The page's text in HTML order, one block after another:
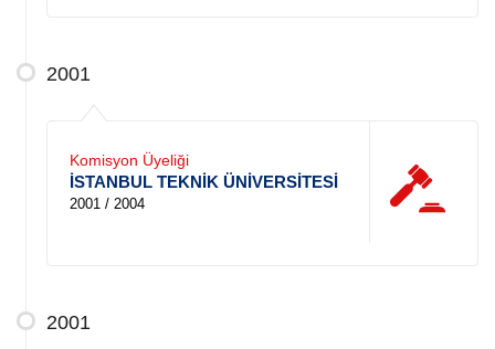
2001
Komisyon Üyeliği
İSTANBUL TEKNİK ÜNİVERSİTESİ
2001 / 2004
2001